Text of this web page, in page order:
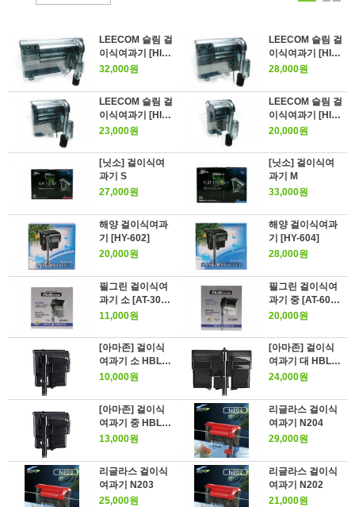
LEECOM 슬림 걸
이식여과기 [HI-6
30]
32,000원
LEECOM 슬림 걸
이식여과기 [HI-5
30]
28,000원
LEECOM 슬림 걸
이식여과기 [HI-4
30]
23,000원
LEECOM 슬림 걸
이식여과기 [HI-3
30]
20,000원
[닛소] 걸이식여
과기 S
27,000원
[닛소] 걸이식여
과기 M
33,000원
해양 걸이식여과
기 [HY-602]
20,000원
해양 걸이식여과
기 [HY-604]
28,000원
필그린 걸이식여
과기 소 [AT-301
F]
11,000원
필그린 걸이식여
과기 중 [AT-600
F]
20,000원
[아마존] 걸이식
여과기 소 HBL-3
01
10,000원
[아마존] 걸이식
여과기 대 HBL-7
01
24,000원
[아마존] 걸이식
여과기 중 HBL-5
01
13,000원
리글라스 걸이식
여과기 N204
29,000원
리글라스 걸이식
여과기 N203
25,000원
리글라스 걸이식
여과기 N202
21,000원